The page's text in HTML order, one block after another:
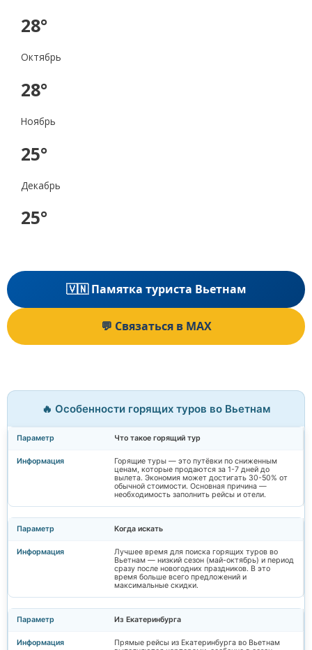
28°
Октябрь
28°
Ноябрь
25°
Декабрь
25°
🇻🇳 Памятка туриста Вьетнам
💬 Связаться в MAX
🔥 Особенности горящих туров во Вьетнам
Что такое горящий тур
Горящие туры — это путёвки по сниженным
ценам, которые продаются за 1-7 дней до
вылета. Экономия может достигать 30-50% от
обычной стоимости. Основная причина —
необходимость заполнить рейсы и отели.
Когда искать
Лучшее время для поиска горящих туров во
Вьетнам — низкий сезон (май-октябрь) и период
сразу после новогодних праздников. В это
время больше всего предложений и
максимальные скидки.
Из Екатеринбурга
Прямые рейсы из Екатеринбурга во Вьетнам